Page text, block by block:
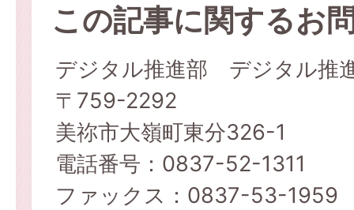
この記事に関するお
デジタル推進部 デジタル推
〒759-2292
美祢市大嶺町東分326-1
電話番号：0837-52-1311
ファックス：0837-53-1959